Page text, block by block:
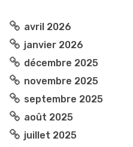
avril 2026
janvier 2026
décembre 2025
novembre 2025
septembre 2025
août 2025
juillet 2025